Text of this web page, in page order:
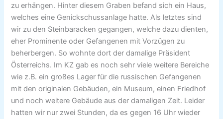
zu erhängen. Hinter diesem Graben befand sich ein Haus,
welches eine Genickschussanlage hatte. Als letztes sind
wir zu den Steinbaracken gegangen, welche dazu dienten,
eher Prominente oder Gefangenen mit Vorzügen zu
beherbergen. So wohnte dort der damalige Präsident
Österreichs. Im KZ gab es noch sehr viele weitere Bereiche
wie z.B. ein großes Lager für die russischen Gefangenen
mit den originalen Gebäuden, ein Museum, einen Friedhof
und noch weitere Gebäude aus der damaligen Zeit. Leider
hatten wir nur zwei Stunden, da es gegen 16 Uhr wieder